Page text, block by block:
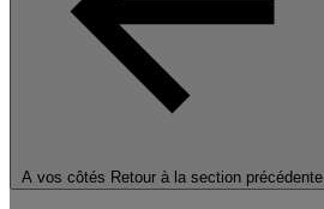
A vos côtés Retour à la section précédente